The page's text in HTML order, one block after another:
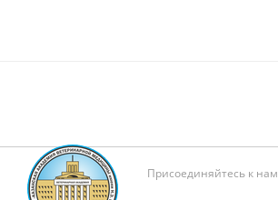
Присоединяйтесь к нам